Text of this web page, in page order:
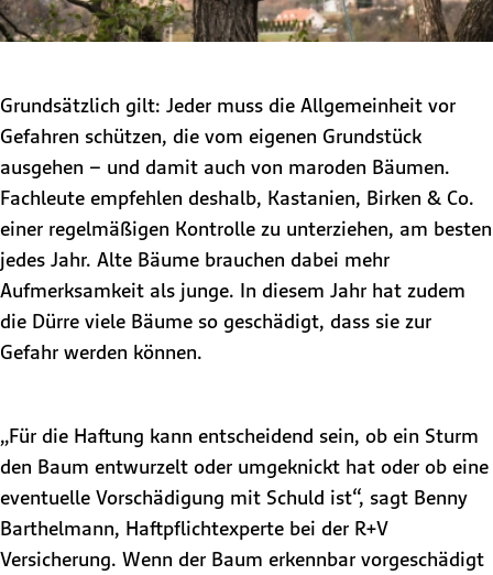
Grundsätzlich gilt: Jeder muss die Allgemeinheit vor
Gefahren schützen, die vom eigenen Grundstück
ausgehen – und damit auch von maroden Bäumen.
Fachleute empfehlen deshalb, Kastanien, Birken & Co.
einer regelmäßigen Kontrolle zu unterziehen, am besten
jedes Jahr. Alte Bäume brauchen dabei mehr
Aufmerksamkeit als junge. In diesem Jahr hat zudem
die Dürre viele Bäume so geschädigt, dass sie zur
Gefahr werden können.
„Für die Haftung kann entscheidend sein, ob ein Sturm
den Baum entwurzelt oder umgeknickt hat oder ob eine
eventuelle Vorschädigung mit Schuld ist“, sagt Benny
Barthelmann, Haftpflichtexperte bei der R+V
Versicherung. Wenn der Baum erkennbar vorgeschädigt